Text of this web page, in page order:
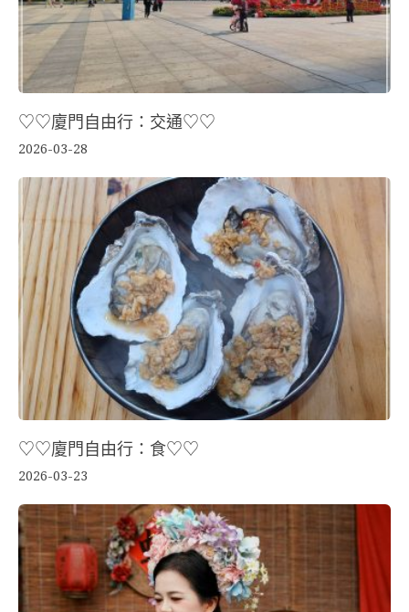
♡♡廈門自由行：交通♡♡
2026-03-28
♡♡廈門自由行：食♡♡
2026-03-23